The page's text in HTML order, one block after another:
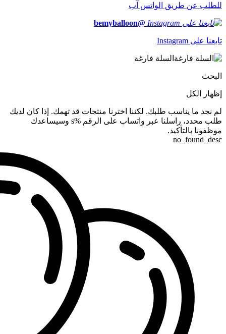
للطلب عن طريق الواتس آب
@bemyballoon
تابعنا على Instagram
السلة فارغة
البحث
إظهار الكل
لم نجد ما يناسب طلبك. لكننا اخترنا منتجات قد تهمك. إذا كان لديك
طلب محدد، راسلنا عبر واتساب على الرقم %s وسيساعدك
موظفونا بالتأكيد.
no_found_desc